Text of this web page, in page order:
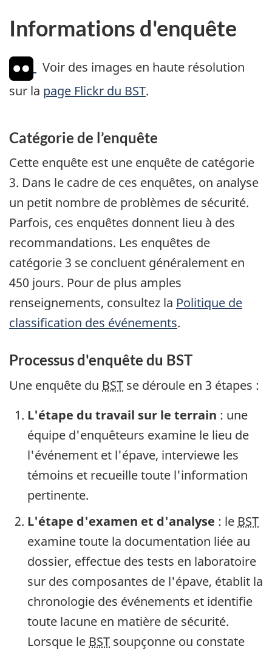
Informations d'enquête
Voir des images en haute résolution
sur la page Flickr du BST.
Catégorie de l’enquête
Cette enquête est une enquête de catégorie
3. Dans le cadre de ces enquêtes, on analyse
un petit nombre de problèmes de sécurité.
Parfois, ces enquêtes donnent lieu à des
recommandations. Les enquêtes de
catégorie 3 se concluent généralement en
450 jours. Pour de plus amples
renseignements, consultez la Politique de
classification des événements.
Processus d'enquête du BST
Une enquête du BST se déroule en 3 étapes :
L'étape du travail sur le terrain : une
équipe d'enquêteurs examine le lieu de
l'événement et l'épave, interviewe les
témoins et recueille toute l'information
pertinente.
L'étape d'examen et d'analyse : le BST
examine toute la documentation liée au
dossier, effectue des tests en laboratoire
sur des composantes de l'épave, établit la
chronologie des événements et identifie
toute lacune en matière de sécurité.
Lorsque le BST soupçonne ou constate